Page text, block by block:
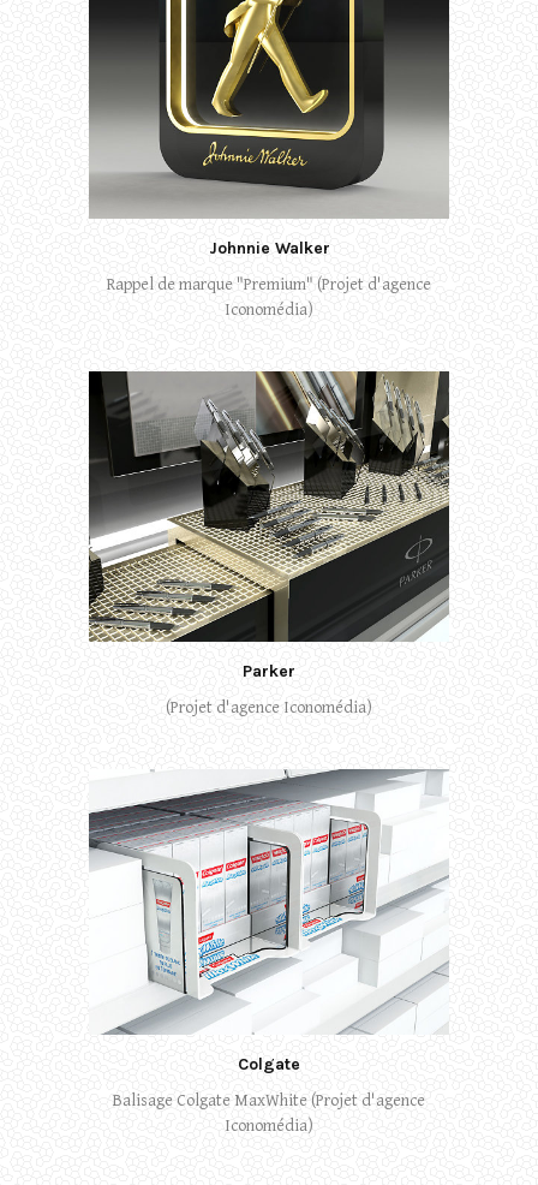
Johnnie Walker
Rappel de marque "Premium" (Projet d'agence
Iconomédia)
Parker
(Projet d'agence Iconomédia)
Colgate
Balisage Colgate MaxWhite (Projet d'agence
Iconomédia)